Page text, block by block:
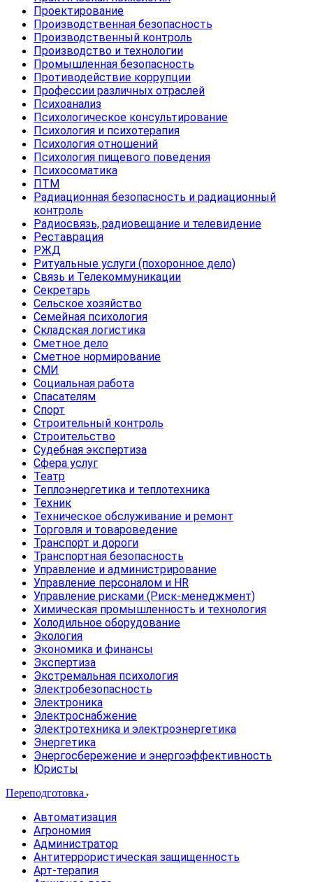
Проектирование
Производственная безопасность
Производственный контроль
Производство и технологии
Промышленная безопасность
Противодействие коррупции
Профессии различных отраслей
Психоанализ
Психологическое консультирование
Психология и психотерапия
Психология отношений
Психология пищевого поведения
Психосоматика
ПТМ
Радиационная безопасность и радиационный
контроль
Радиосвязь, радиовещание и телевидение
Реставрация
РЖД
Ритуальные услуги (похоронное дело)
Связь и Телекоммуникации
Секретарь
Сельское хозяйство
Семейная психология
Складская логистика
Сметное дело
Сметное нормирование
СМИ
Социальная работа
Спасателям
Спорт
Строительный контроль
Строительство
Судебная экспертиза
Сфера услуг
Театр
Теплоэнергетика и теплотехника
Техник
Техническое обслуживание и ремонт
Торговля и товароведение
Транспорт и дороги
Транспортная безопасность
Управление и администрирование
Управление персоналом и HR
Управление рисками (Риск-менеджмент)
Химическая промышленность и технология
Холодильное оборудование
Экология
Экономика и финансы
Экспертиза
Экстремальная психология
Электробезопасность
Электроника
Электроснабжение
Электротехника и электроэнергетика
Энергетика
Энергосбережение и энергоэффективность
Юристы
Переподготовка
Автоматизация
Агрономия
Администратор
Антитеррористическая защищенность
Арт-терапия